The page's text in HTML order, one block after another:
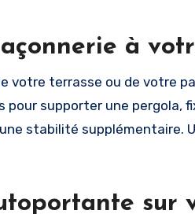
à
votre terrasse ou de votre
pour supporter une pergola,
stabilité supplémentaire.
sur